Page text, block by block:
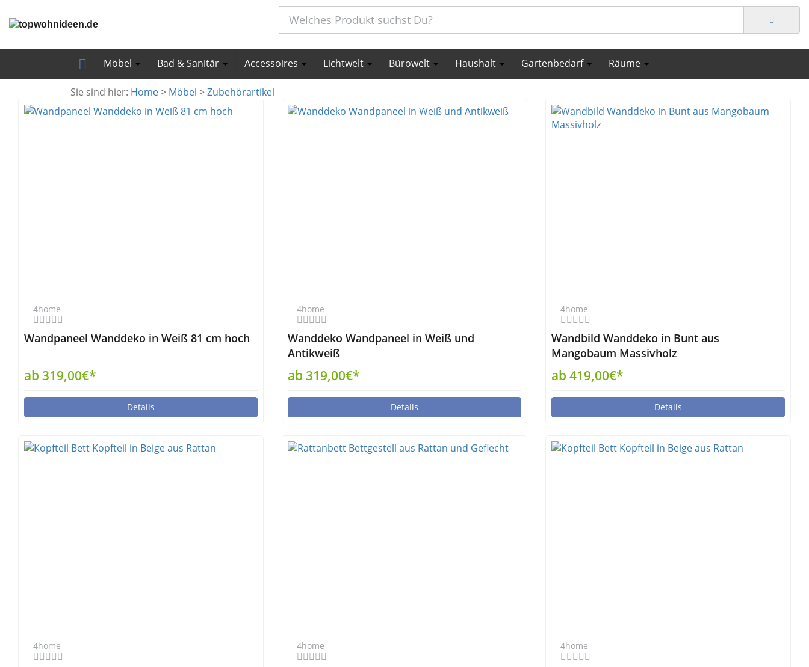
Möbel
Bad & Sanitär Accessoires Lichtwelt Bürowelt Haushalt Gartenbedarf Räume
Sie sind hier: Home> Möbel >Zubehörartikel
4home
Wandpaneel Wanddeko in Weiß 81 cm hoch
ab 319,00€*
Details
4home
Wanddeko Wandpaneel in Weiß und
Antikweiß
ab 319,00€*
Details
4home
Wandbild Wanddeko in Bunt aus
Mangobaum Massivholz
ab 419,00€*
Details
4home 4home 4home